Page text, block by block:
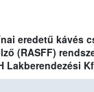
eredetű kávés
(RASFF)
Lakberendezési